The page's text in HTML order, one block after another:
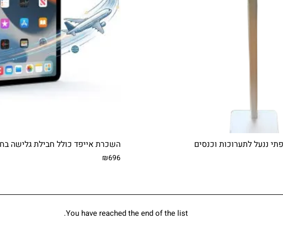
ננעל לתערוכות וכנסים השכרת אייפד כולל חבילת גלישה בחו"ל
₪696
You have reached the end of the list.